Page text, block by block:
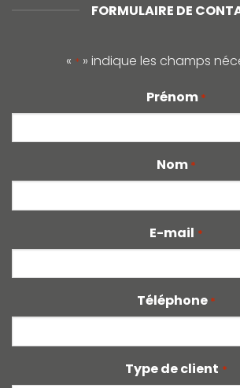
FORMULAIRE DE
« *» indique les champs
Prénom *
Nom *
E-mail *
Téléphone *
Type de client *